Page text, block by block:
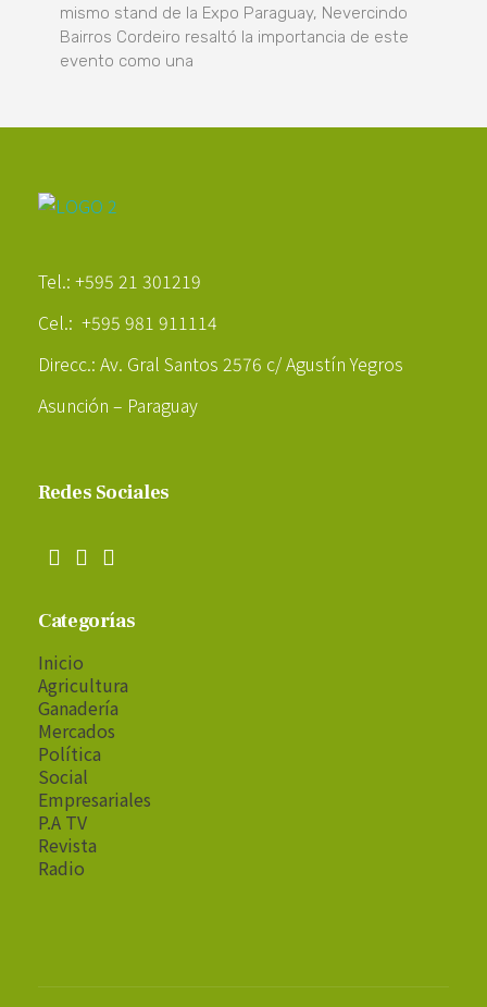
mismo stand de la Expo Paraguay, Nevercindo
Bairros Cordeiro resaltó la importancia de este
evento como una
Tel.: +595 21 301219
Cel.: +595 981 911114
Direcc.: Av. Gral Santos 2576 c/ Agustín Yegros
Asunción – Paraguay
Redes Sociales
Categorías
Inicio
Agricultura
Ganadería
Mercados
Política
Social
Empresariales
P.A TV
Revista
Radio